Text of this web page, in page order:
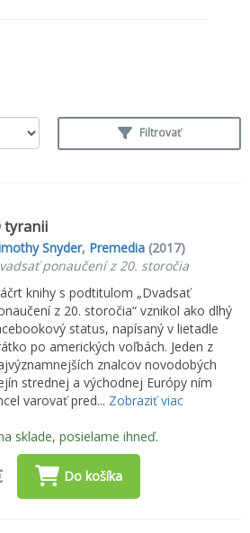
je tiež komentátorom aktuálneho
pri porozumení 20.
Filtrovať
tyranii
Snyder, Premedia (2017)
ponaučení z 20. storočia
knihy s podtitulom „Dvadsať
z 20. storočia“ vznikol ako dlhý
status, napísaný v lietadle
po amerických voľbách. Jeden z
znalcov novodobých
strednej a východnej Európy ním
varovať pred... Zobraziť viac
sklade, posielame ihneď.
Do košíka